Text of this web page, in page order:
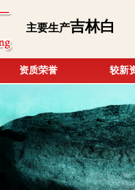
主要生产吉林白
资质荣誉 较新